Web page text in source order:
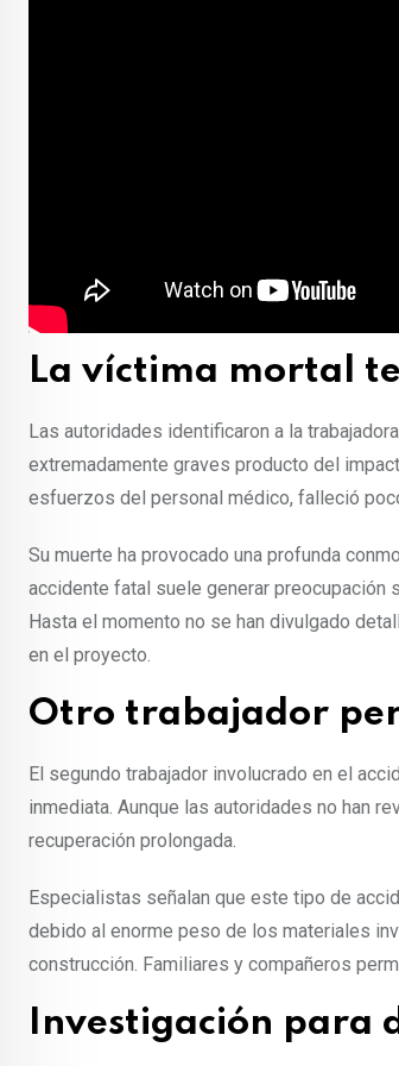
La víctima mortal
Las autoridades identificaron a la
extremadamente graves producto del
esfuerzos del personal médico, falleció
Su muerte ha provocado una profunda
accidente fatal suele generar
Hasta el momento no se han divulgado
en el proyecto.
Otro trabajador
El segundo trabajador involucrado en el
inmediata. Aunque las autoridades no han
recuperación prolongada.
Especialistas señalan que este tipo de
debido al enorme peso de los materiales
construcción. Familiares y compañeros
Investigación para